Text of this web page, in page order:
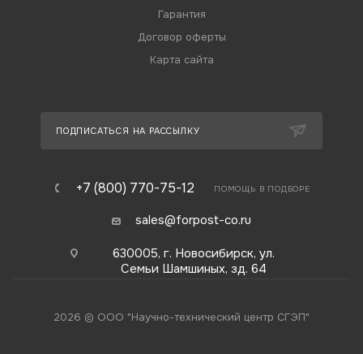
Гарантия
Договор оферты
Карта сайта
ПОДПИСАТЬСЯ НА РАССЫЛКУ
+7 (800) 770-75-12 ПОМОЩЬ В ПОДБОРЕ
sales@forpost-co.ru
630005, г. Новосибирск, ул.
Семьи Шамшиных, зд. 64
2026 © ООО "Научно-технический центр СГЭП"